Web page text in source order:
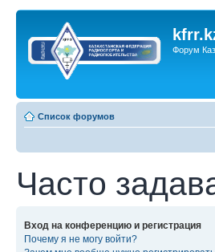
Форум
Список форумов
Часто
Вход на конференцию и регистрация
Почему я не могу войти?